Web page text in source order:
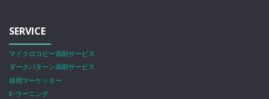
SERVICE
マイクロコピー添削サービス
ダークパターン添削サービス
採用マーケッター
E-ラーニング